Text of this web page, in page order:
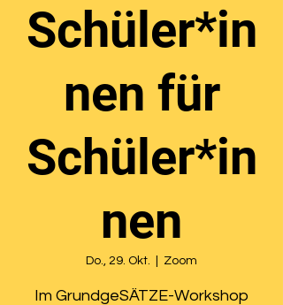
Schüler*in
nen für
Schüler*in
nen
Do., 29. Okt. Zoom
Im GrundgeSÄTZE-Workshop